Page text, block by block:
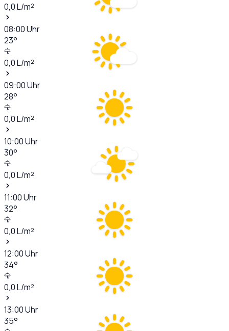
0,0L/m²
08:00Uhr
23°
0,0L/m²
09:00Uhr
28°
0,0L/m²
10:00Uhr
30°
0,0L/m²
11:00Uhr
32°
0,0L/m²
12:00Uhr
34°
0,0L/m²
13:00Uhr
35°